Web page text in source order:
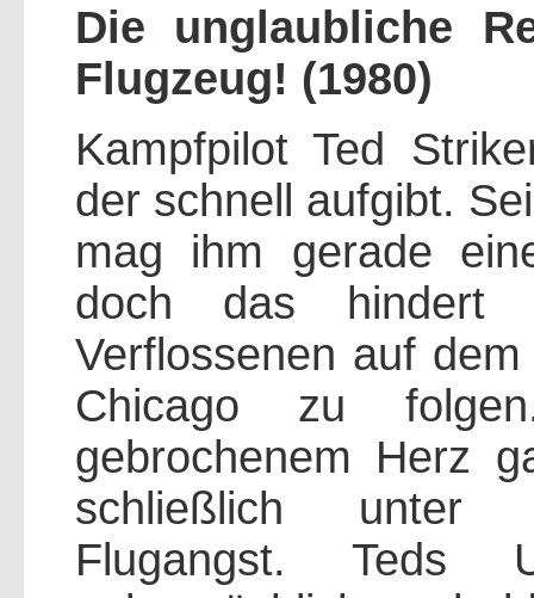
Die unglaubliche
Flugzeug! (1980)
Kampfpilot Ted
der schnell aufgibt.
mag ihm gerade
doch das hindert
Verflossenen auf
Chicago zu
gebrochenem Herz
schließlich unter
Flugangst. Teds